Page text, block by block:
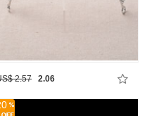
2.57 2.06